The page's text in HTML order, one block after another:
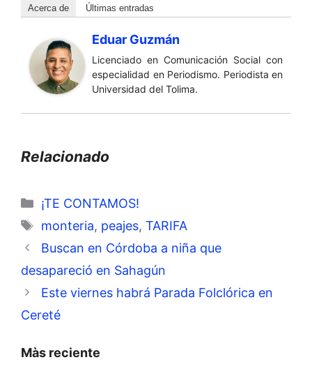
Acerca de Últimas entradas
Eduar Guzmán
Licenciado en Comunicación Social con
especialidad en Periodismo. Periodista en
Universidad del Tolima.
Relacionado
Categorías
¡TE CONTAMOS!
Etiquetas
monteria, peajes, TARIFA
Buscan en Córdoba a niña que
desapareció en Sahagún
Este viernes habrá Parada Folclórica en
Cereté
Màs reciente